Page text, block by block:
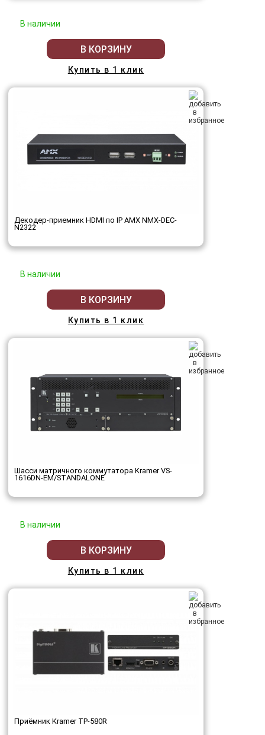
В наличии
В КОРЗИНУ
Купить в 1 клик
Декодер-приемник HDMI по IP AMX NMX-DEC-
N2322
В наличии
В КОРЗИНУ
Купить в 1 клик
Шасси матричного коммутатора Kramer VS-
1616DN-EM/STANDALONE
В наличии
В КОРЗИНУ
Купить в 1 клик
Приёмник Kramer TP-580R